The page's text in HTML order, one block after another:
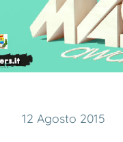
12 Agosto 2015